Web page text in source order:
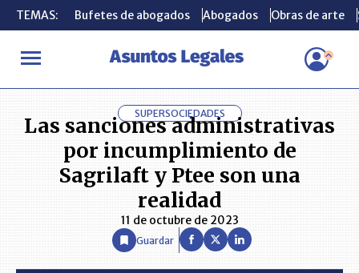
TEMAS: Bufetes de abogados Abogados Obras de arte
INICIO ANÁLISIS SANTIAGO RUIZ NIETO Las sanciones
TEMAS: Bufetes de abogados Abogados Obras de arte
SUPERSOCIEDADES
Las sanciones administrativas
por incumplimiento de
Sagrilaft y Ptee son una
realidad
11 de octubre de 2023
Guardar